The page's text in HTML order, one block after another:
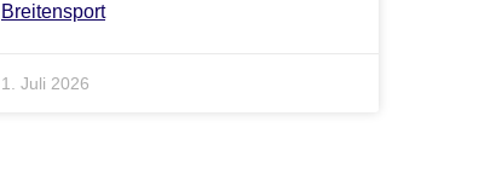
Breitensport
1. Juli 2026